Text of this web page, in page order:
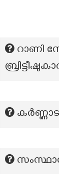
റാണി